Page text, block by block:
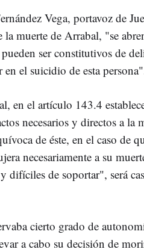
Vega, portavoz de
muerte de Arrabal, "se
ser constitutivos de
el suicidio de esta
en el artículo 143.4
necesarios y directos a la
de éste, en el caso de
necesariamente a su
difíciles de soportar", será
cierto grado de
a cabo su decisión de